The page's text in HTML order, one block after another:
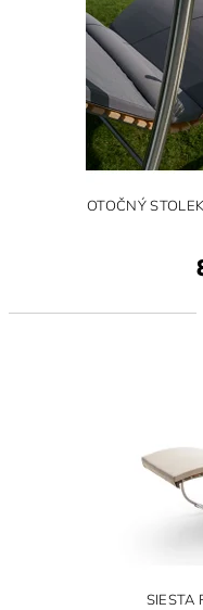
OTOČNÝ
SIESTA